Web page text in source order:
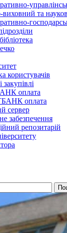
виховний та
користувачів
оплата
оплата
сервер
забезпечення
репозитарій